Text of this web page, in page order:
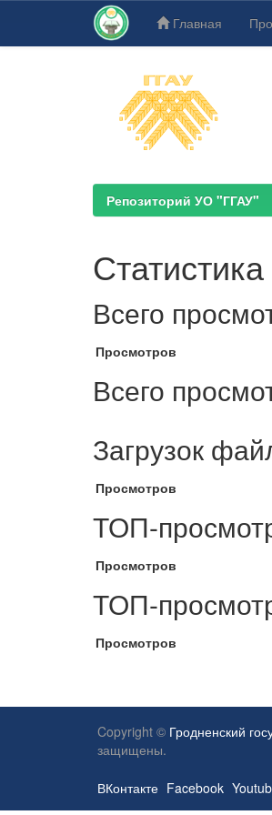
Главная
Репозиторий УО "ГГАУ"
Статистика
Всего
Просмотров
Всего
Загрузок
Просмотров
ТОП-
Просмотров
ТОП-
Просмотров
Copyright © Гродненский
защищены.
ВКонтакте Facebook